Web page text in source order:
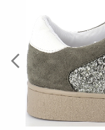
Previous